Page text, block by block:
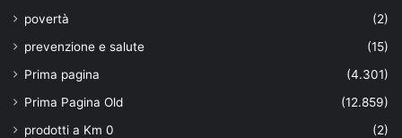
povertà
(2)
prevenzione e salute
(15)
Prima pagina
(4.301)
Prima Pagina Old
(12.859)
prodotti a Km 0
(2)